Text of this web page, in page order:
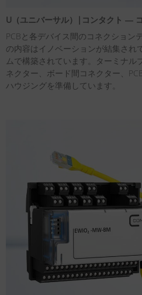
U（ユニバーサル）|コンタクト ―
PCBと各デバイス間のコネクション
の内容はイノベーションが結集され
ムで構築されています。ターミナル
ネクター、ボード間コネクター、
ハウジングを準備しています。